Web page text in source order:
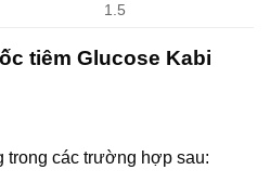
1.5
tiêm Glucose Kabi
trong các trường hợp sau: